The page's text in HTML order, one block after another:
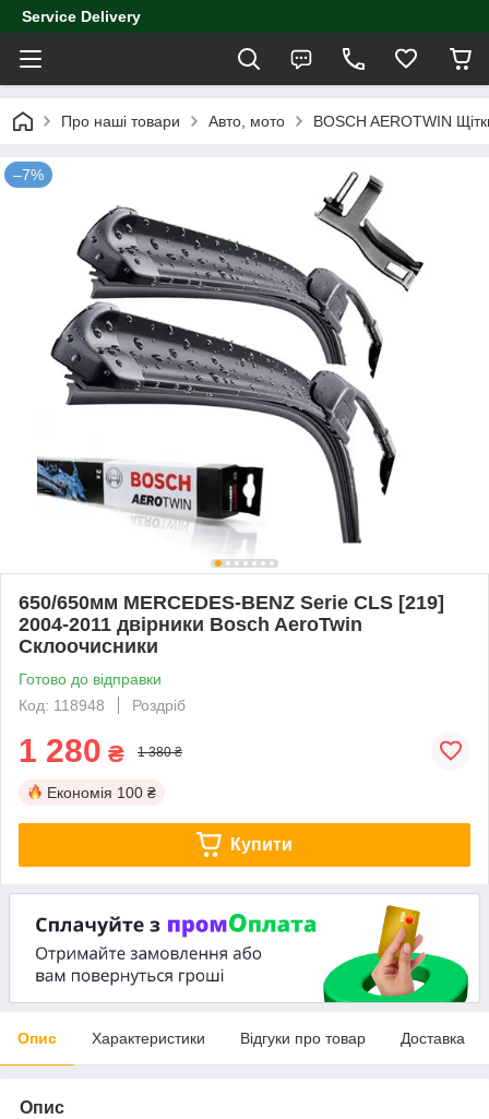
Service Delivery
Про наші товари Авто, мото BOSCH AEROTWIN
–7%
650/650мм MERCEDES-BENZ Serie CLS [219]
2004-2011 двірники Bosch AeroTwin
Склоочисники
Готово до відправки
Код: 118948
Роздріб
1 280 ₴ 1 380 ₴
Економія 100 ₴
Купити
Опис Характеристики Відгуки про товар Доставка
Опис